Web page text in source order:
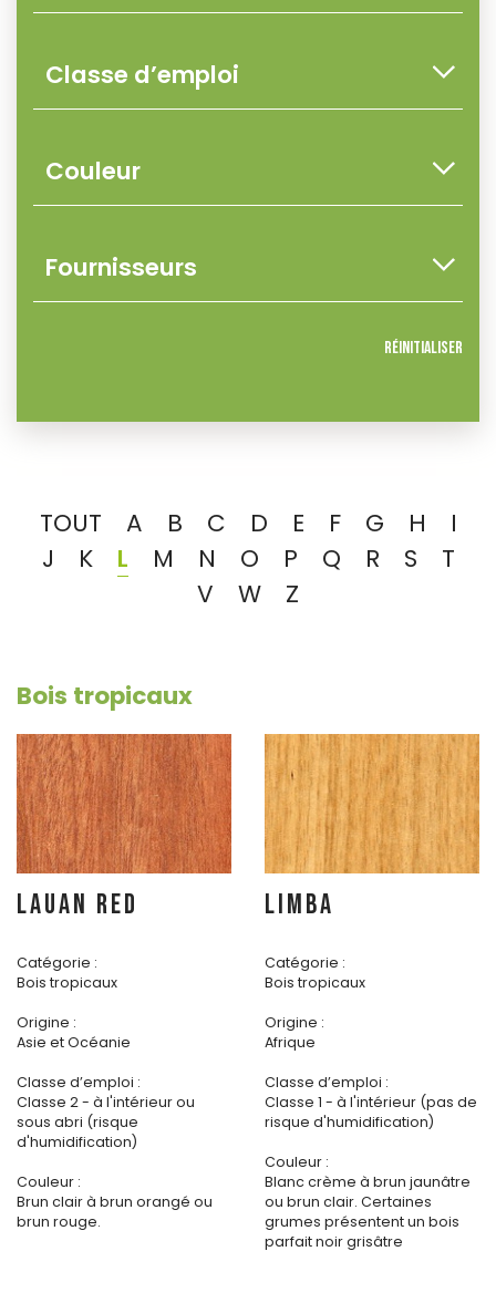
Réinitialiser
TOUT A B C D E F G H
I
J
K L M N O P Q R S
T
V
W Z
Bois tropicaux
LAUAN RED
Catégorie :
Bois tropicaux
Origine :
Asie et Océanie
Classe d’emploi :
Classe 2 - à l'intérieur ou
sous abri (risque
d'humidification)
Couleur :
Brun clair à brun orangé ou
brun rouge.
LIMBA
Catégorie :
Bois tropicaux
Origine :
Afrique
Classe d’emploi :
Classe 1 - à l'intérieur (pas de
risque d'humidification)
Couleur :
Blanc crème à brun jaunâtre
ou brun clair. Certaines
grumes présentent un bois
parfait noir grisâtre